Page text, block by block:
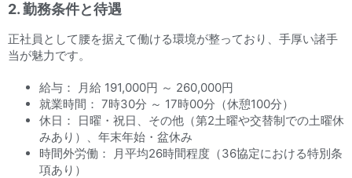
2. 勤務条件と待遇
正社員として腰を据えて働ける環境が整っており、手厚い諸手
当が魅力です。
給与： 月給 191,000円 ～ 260,000円
就業時間： 7時30分 ～ 17時00分（休憩100分）
休日： 日曜・祝日、その他（第2土曜や交替制での土曜休
みあり）、年末年始・盆休み
時間外労働： 月平均26時間程度（36協定における特別条
項あり）